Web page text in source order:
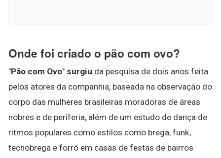
Onde foi criado o pão com ovo?
"Pão com Ovo" surgiu da pesquisa de dois anos feita
pelos atores da companhia, baseada na observação do
corpo das mulheres brasileiras moradoras de áreas
nobres e de periferia, além de um estudo de dança de
ritmos populares como estilos como brega, funk,
tecnobrega e forró em casas de festas de bairros